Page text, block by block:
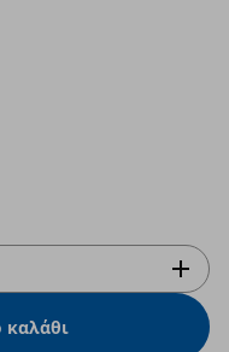
καλάθι